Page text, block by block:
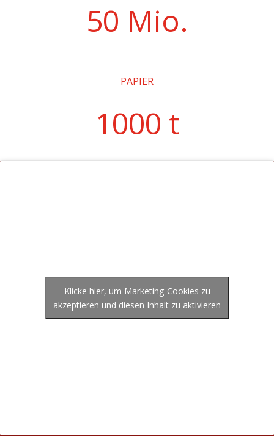
50 Mio.
PAPIER
1000 t
Klicke hier, um Marketing-Cookies zu
akzeptieren und diesen Inhalt zu aktivieren